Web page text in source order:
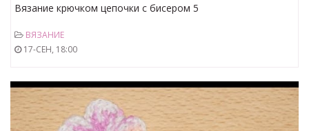
Вязание крючком цепочки с бисером 5
ВЯЗАНИЕ
17-СЕН, 18:00